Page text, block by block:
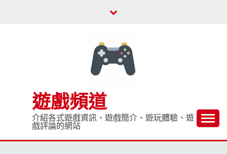
遊戲頻道
介紹各式遊戲資訊、遊戲簡介、遊玩體驗、遊
戲評論的網站